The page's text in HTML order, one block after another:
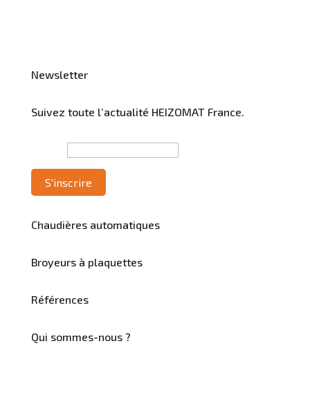
Newsletter
Suivez toute l’actualité HEIZOMAT France.
Chaudières automatiques
Broyeurs à plaquettes
Références
Qui sommes-nous ?